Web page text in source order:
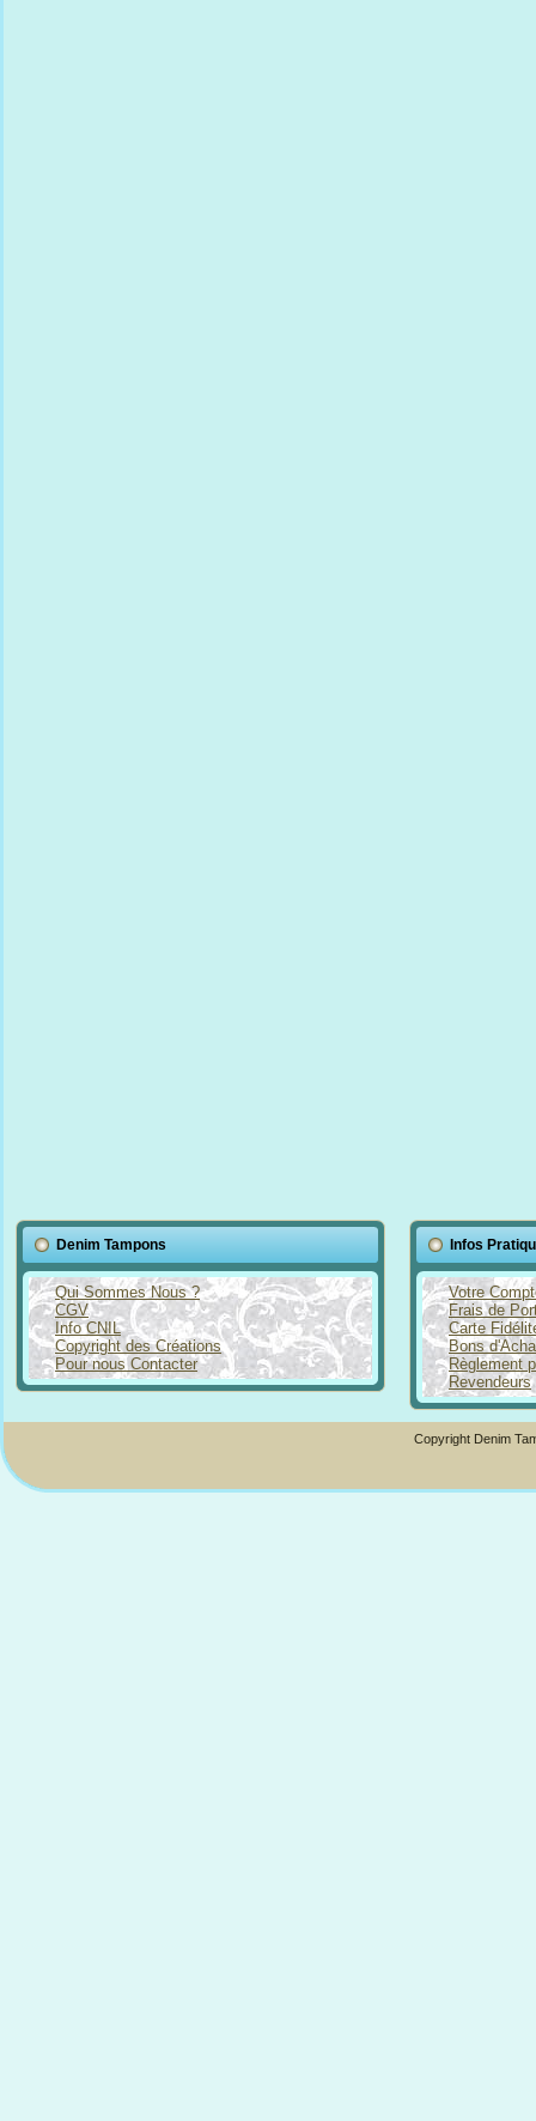
Denim Tampons
Qui Sommes Nous ?
CGV
Info CNIL
Copyright des Créations
Pour nous Contacter
Infos
Votre
Frais de
Carte
Bons
Règlement
Revendeurs
Copyright Denim